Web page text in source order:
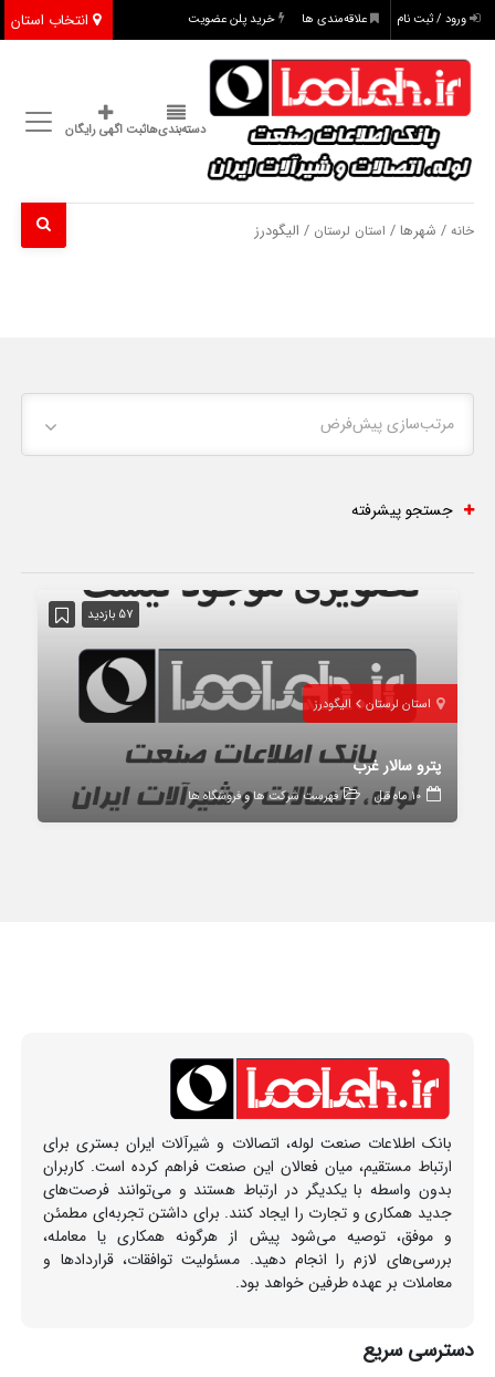
انتخاب استان ورود / ثبت نام علاقه‌مندی ها خرید پلن عضویت
دسته‌بندی‌هاثبت اگهی رایگان
خانه / شهرها / استان لرستان / الیگودرز
مرتب‌سازی پیش‌فرض
جستجو پیشرفته
57 بازدید
استان لرستان الیگودرز
پترو سالار غرب
10 ماه قبل فهرست شرکت ها و فروشگاه ها
بانک اطلاعات صنعت لوله، اتصالات و شیرآلات ایران بستری برای
ارتباط مستقیم، میان فعالان این صنعت فراهم کرده است. کاربران
بدون واسطه با یکدیگر در ارتباط هستند و می‌توانند فرصت‌های
جدید همکاری و تجارت را ایجاد کنند. برای داشتن تجربه‌ای مطمئن
و موفق، توصیه می‌شود پیش از هرگونه همکاری یا معامله،
بررسی‌های لازم را انجام دهید. مسئولیت توافقات، قراردادها و
معاملات بر عهده طرفین خواهد بود.
دسترسی سریع